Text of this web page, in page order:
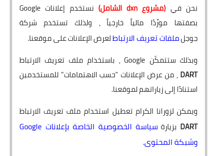
نحن في (مشروع dxn الشامل)
نستخدم إعلانات Google
بصفتها مورِّدًا مالياً خارجياً ، ولذلك تستخدم شركة
جوجلملفات تعريف الارتباطلعرض الإعلانات على موقعنا.
وبذلك ستتمكّن Google ، باستخدام ملف تعريف الارتباط
DART ، من عرض الإعلانات "حسب الاهتمامات" للمستخدمين
استنادًا إلى زياراتهم لموقعنا.
ويمكن لزورانا الكرام تعطيل استخدام ملف تعريف الارتباط
DART بزيارة
سياسة الخصوصية الخاصة بإعلانات Google
وشبكة المحتوى.